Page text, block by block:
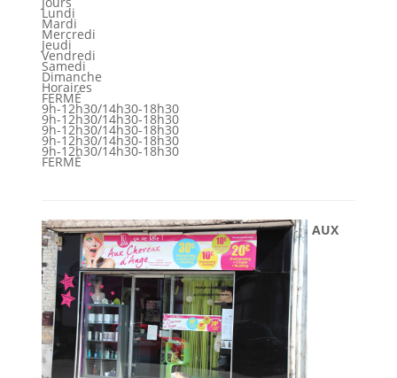
Lundi
Mardi
Mercredi
Jeudi
Vendredi
Samedi
Dimanche
Horaires
FERMÉ
9h-12h30/14h30-18h30
9h-12h30/14h30-18h30
9h-12h30/14h30-18h30
9h-12h30/14h30-18h30
9h-12h30/14h30-18h30
FERMÉ
AUX